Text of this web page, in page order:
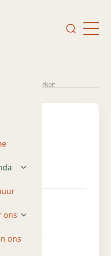
ons
ons
Over
2023